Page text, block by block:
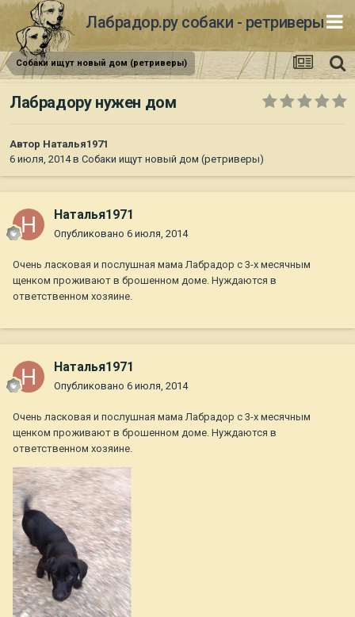
Лабрадор.ру собаки - ретриверы
Собаки ищут новый дом (ретриверы)
Лабрадору нужен дом
Автор Наталья1971
6 июля, 2014в Собаки ищут новый дом (ретриверы)
Наталья1971
Опубликовано 6 июля, 2014
Очень ласковая и послушная мама Лабрадор с 3-х месячным
щенком проживают в брошенном доме. Нуждаются в
ответственном хозяине.
Наталья1971
Опубликовано 6 июля, 2014
Очень ласковая и послушная мама Лабрадор с 3-х месячным
щенком проживают в брошенном доме. Нуждаются в
ответственном хозяине.